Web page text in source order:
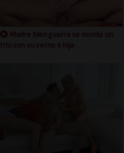
Madre bien guarra se monta un
trio con su yerno e hija